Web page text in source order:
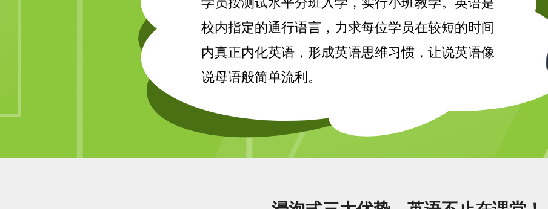
校内指定的通行语言，力求每位学员在较短的时间
内真正内化英语，形成英语思维习惯，让说英语像
说母语般简单流利。